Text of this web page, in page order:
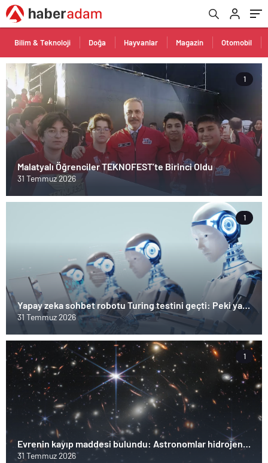
Bilim & Teknoloji Doğa Hayvanlar Magazin Otomobil
1
Malatyalı Öğrenciler TEKNOFEST’te Birinci Oldu
31 Temmuz 2026
1
Yapay zeka sohbet robotu Turing testini geçti: Peki ya
şimdi?
31 Temmuz 2026
1
Evrenin kayıp maddesi bulundu: Astronomlar hidrojenin
izini sürdü
31 Temmuz 2026